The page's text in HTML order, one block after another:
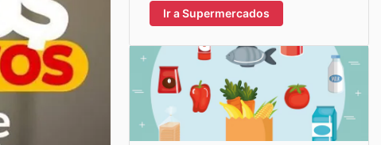
Ir a Supermercados